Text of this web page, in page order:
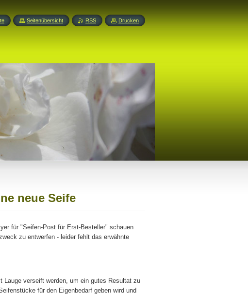
neue Seife
für "Seifen-Post für Erst-Besteller" schauen
zu entwerfen - leider fehlt das erwähnte
verseift werden, um ein gutes Resultat zu
für den Eigenbedarf geben wird und
Seitenübersicht RSS Drucken